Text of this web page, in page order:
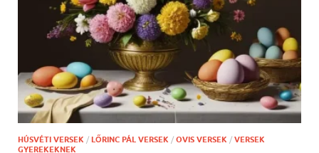
HÚSVÉTI VERSEK / LŐRINC PÁL VERSEK / OVIS VERSEK / VERSEK
GYEREKEKNEK